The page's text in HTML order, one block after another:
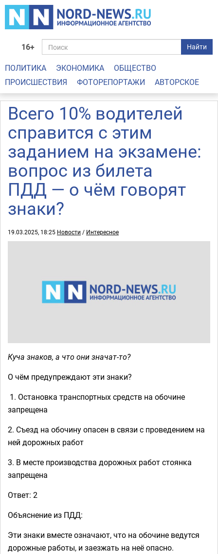
16+ Найти
ПОЛИТИКА ЭКОНОМИКА
ОБЩЕСТВО
ПРОИСШЕСТВИЯ
ФОТОРЕПОРТАЖИ АВТОРСКОЕ
Всего 10% водителей
справится с этим
заданием на экзамене:
вопрос из билета
ПДД — о чём говорят
знаки?
19.03.2025, 18:25 Новости / Интересное
Куча знаков, а что они значат-то?
О чём предупреждают эти знаки?
1. Остановка транспортных средств на обочине
запрещена
2. Съезд на обочину опасен в связи с проведением на
ней дорожных работ
3. В месте производства дорожных работ стоянка
запрещена
Ответ: 2
Объяснение из ПДД:
Эти знаки вместе означают, что на обочине ведутся
дорожные работы, и заезжать на неё опасно.